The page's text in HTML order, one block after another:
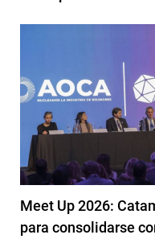
Meet Up 2026:
para consolidarse